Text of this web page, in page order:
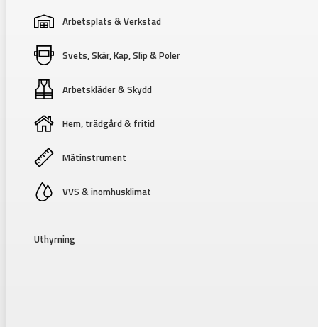
Arbetsplats & Verkstad
Svets, Skär, Kap, Slip & Poler
Arbetskläder & Skydd
Hem, trädgård & fritid
Mätinstrument
VVS & inomhusklimat
Uthyrning